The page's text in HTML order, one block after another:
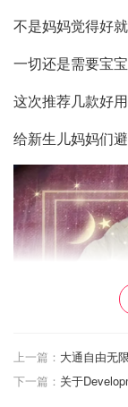
不是妈妈觉得好
一切还是需要宝
这次推荐几款好
给新生儿妈妈们
上一篇：
下一篇： 关于